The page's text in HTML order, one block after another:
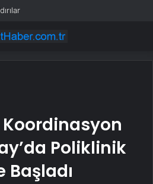
Poliklinik
Başladı